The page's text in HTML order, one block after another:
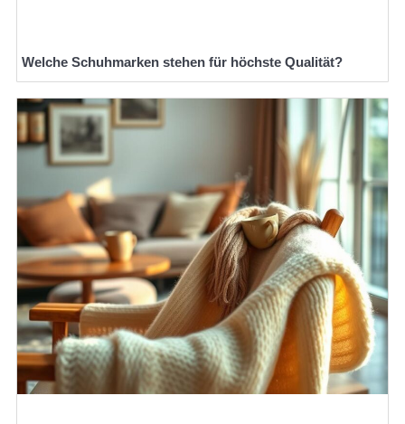
Welche Schuhmarken stehen für höchste Qualität?